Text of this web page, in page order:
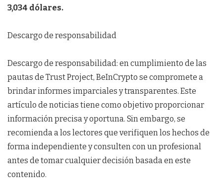
3,034 dólares.
Descargo de responsabilidad
Descargo de responsabilidad: en cumplimiento de las
pautas de Trust Project, BeInCrypto se compromete a
brindar informes imparciales y transparentes. Este
artículo de noticias tiene como objetivo proporcionar
información precisa y oportuna. Sin embargo, se
recomienda a los lectores que verifiquen los hechos de
forma independiente y consulten con un profesional
antes de tomar cualquier decisión basada en este
contenido.